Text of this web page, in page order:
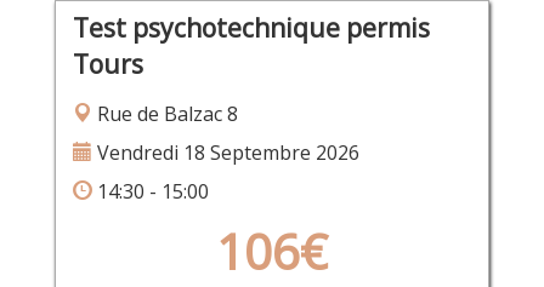
Test psychotechnique permis
Tours
Rue de Balzac 8
Vendredi 18 Septembre 2026
14:30 - 15:00
106€